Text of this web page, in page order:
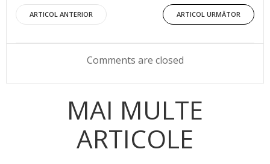
Post
navigation
ARTICOL ANTERIOR
Post
navigation
ARTICOL URMĂTOR
Comments are closed
MAI MULTE
ARTICOLE